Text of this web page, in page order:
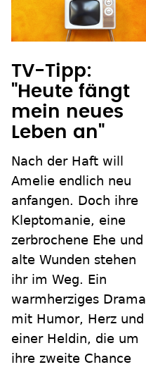
TV-Tipp:
"Heute fängt
mein neues
Leben an"
Nach der Haft will
Amelie endlich neu
anfangen. Doch ihre
Kleptomanie, eine
zerbrochene Ehe und
alte Wunden stehen
ihr im Weg. Ein
warmherziges Drama
mit Humor, Herz und
einer Heldin, die um
ihre zweite Chance